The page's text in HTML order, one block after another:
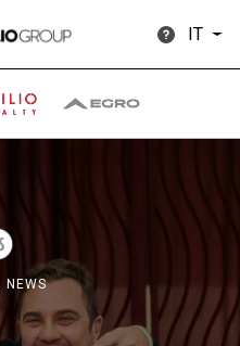
IT
NEWS